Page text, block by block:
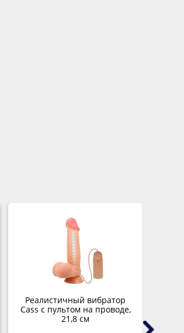
Реалистичный вибратор
Cass с пультом на проводе,
21,8 см